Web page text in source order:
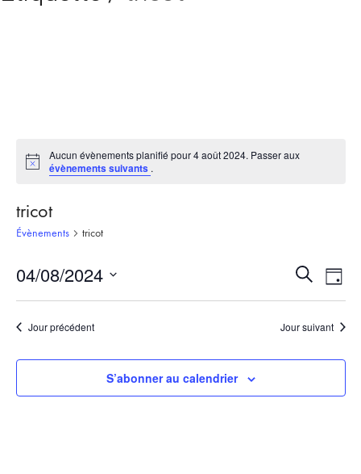
Notice
Aucun évènements planifié pour 4 août 2024. Passer aux
évènements suivants .
tricot
Évènements tricot
et
vues
Recherche
de
Jour
04/08/2024
date.
Jour précédent Jour suivant
S’abonner au calendrier